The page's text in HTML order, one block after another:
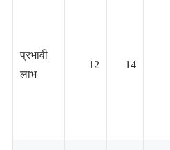
प्रभावी
लाभ
12 14